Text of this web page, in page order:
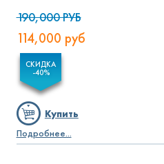
190,000РУБ
114,000 руб
СКИДКА
-40%
Купить
Подробнее...